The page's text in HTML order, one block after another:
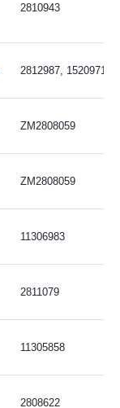
2810943
2812987, 15209714,
ZM2808059
ZM2808059
11306983
2811079
11305858
2808622